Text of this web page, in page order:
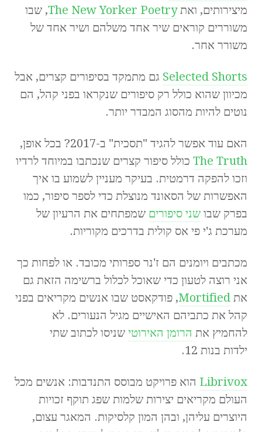
מיצירותים, ואתThe New Yorker Poetry, שבו
משוררים קוראים שיר אחד משלהם ושיר אחד של
משורר אחר.
Selected Shorts גם מתמקד בסיפורים קצרים, אבל
מכיוון שהוא כולל רק סיפורים שנקראו בפני קהל, הם
נוטים להיות מהסוג המבדר יותר.
האם עוד אפשר להגיד "תסכית" ב-2017? בכל אופן,
The Truth כולל סיפור קצרים שנכתבו במיוחד לרדיו
וזכו להפקה דרמטית. בעיקר מעניין לשמוע בו איך
האפשרות של הסאונד מנוצלת כדי לספר סיפור, כמו
בפרק שבו שני סיפורים שמפתחים את הרעיון של
מערכת ג'י פי אס קולית בדרכים מקוריות.
מכתבים ויומנים הם ז'נר ספרותי מכובד. או לפחות כך
אני רוצה לטעון כדי שאוכל לכלול ברשימה הזאת גם
את Mortified, פודקאסט שבו אנשים מקריאים בפני
קהל את כתביהם האישיים מגיל הנעורים. לא
להחמיץ את הרומן האירוטי שניסו לכתוב שתי
ילדות בנות 12.
Librivox הוא פרויקט מבוסס התנדבות: אנשים מכל
העולם מקריאים יצירות שלמות שפג תוקף זכויות
היוצרים עליהן, ובהן המון קלסיקות. המאגר עצום,